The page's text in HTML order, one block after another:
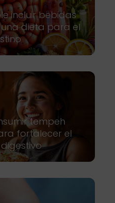
incluir bebidas
dieta para el
tempeh
fortalecer el